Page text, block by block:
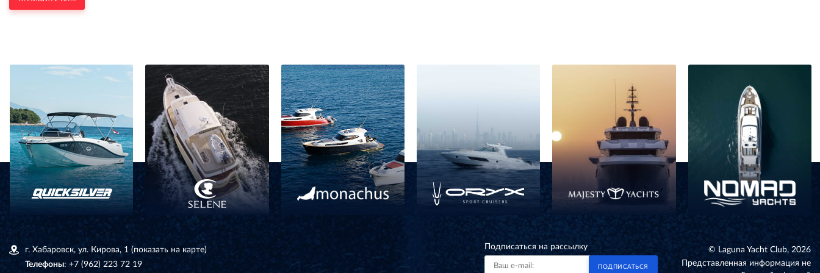
г. Хабаровск, ул. Кирова, 1 (показать на карте)
Телефоны: +7 (962) 223 72 19
Подписаться на рассылку
ПОДПИСАТЬСЯ
© Laguna Yacht Club, 2026
Представленная информация не